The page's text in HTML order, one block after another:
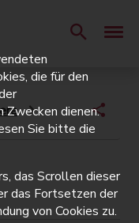
die für den
Zwecken dienen.
Sie bitte die
das Scrollen dieser
das Fortsetzen der
von Cookies zu.